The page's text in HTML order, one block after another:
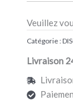
Veuillez
Catégorie :
Livraison